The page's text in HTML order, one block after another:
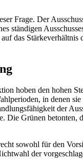
Frage. Der
ständigen
das Stärkeverhältnis
hoben den hohen
in denen
der
Grünen betonten,
sowohl für den
der